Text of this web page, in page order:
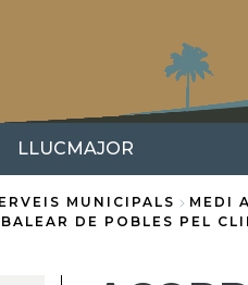
LLUCMAJOR
MUNICIPALS
MEDI
DE POBLES PEL